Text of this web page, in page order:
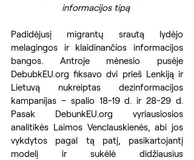
informacijos tipą
Padidėjusį migrantų srautą lydėjo
melagingos ir klaidinančios informacijos
bangos. Antroje mėnesio pusėje
DebubkEU.org fiksavo dvi prieš Lenkiją ir
Lietuvą nukreiptas dezinformacijos
kampanijas – spalio 18-19 d. ir 28-29 d.
Pasak DebunkEU.org vyriausiosios
analitikės Laimos Venclauskienės, abi jos
vykdytos pagal tą patį, pasikartojantį
modelį ir sukėlė didžiausius